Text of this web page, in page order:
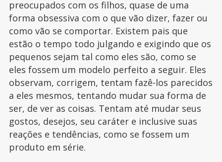
preocupados com os filhos, quase de uma
forma obsessiva com o que vão dizer, fazer ou
como vão se comportar. Existem pais que
estão o tempo todo julgando e exigindo que os
pequenos sejam tal como eles são, como se
eles fossem um modelo perfeito a seguir. Eles
observam, corrigem, tentam fazê-los parecidos
a eles mesmos, tentando mudar sua forma de
ser, de ver as coisas. Tentam até mudar seus
gostos, desejos, seu caráter e inclusive suas
reações e tendências, como se fossem um
produto em série.